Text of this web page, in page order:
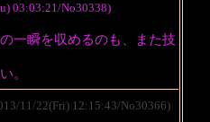
03:03:21/No30338)
一瞬を収めるのも、また技
。
11/22(Fri) 12:15:43/No30366)